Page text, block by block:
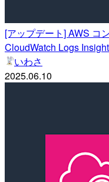
[アップデート] AWS コ
CloudWatch Logs
いわさ
2025.06.10